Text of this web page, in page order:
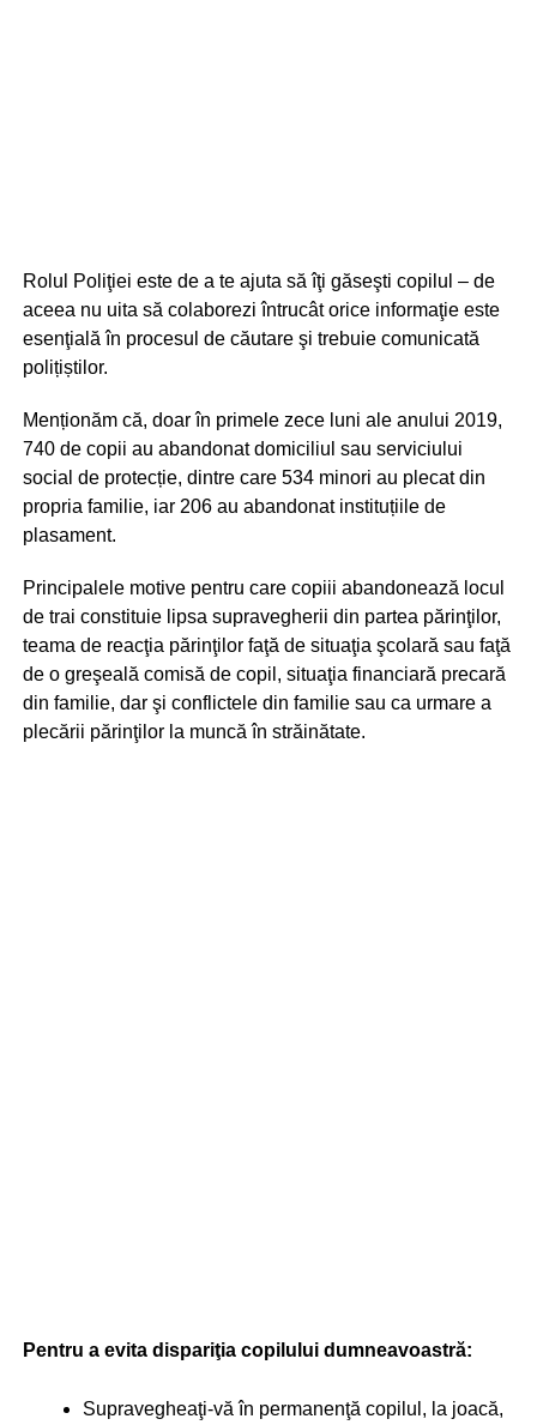
Rolul Poliţiei este de a te ajuta să îţi găseşti copilul – de
aceea nu uita să colaborezi întrucât orice informaţie este
esenţială în procesul de căutare şi trebuie comunicată
polițiștilor.
Menționăm că, doar în primele zece luni ale anului 2019,
740 de copii au abandonat domiciliul sau serviciului
social de protecție, dintre care 534 minori au plecat din
propria familie, iar 206 au abandonat instituțiile de
plasament.
Principalele motive pentru care copiii abandonează locul
de trai constituie lipsa supravegherii din partea părinţilor,
teama de reacţia părinţilor faţă de situaţia şcolară sau faţă
de o greşeală comisă de copil, situaţia financiară precară
din familie, dar şi conflictele din familie sau ca urmare a
plecării părinţilor la muncă în străinătate.
Pentru a evita dispariţia copilului dumneavoastră:
Supravegheaţi-vă în permanenţă copilul, la joacă,